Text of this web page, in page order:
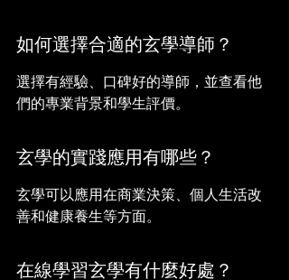
如何選擇合適的玄學導師？
選擇有經驗、口碑好的導師，並查看他
們的專業背景和學生評價。
玄學的實踐應用有哪些？
玄學可以應用在商業決策、個人生活改
善和健康養生等方面。
在線學習玄學有什麼好處？